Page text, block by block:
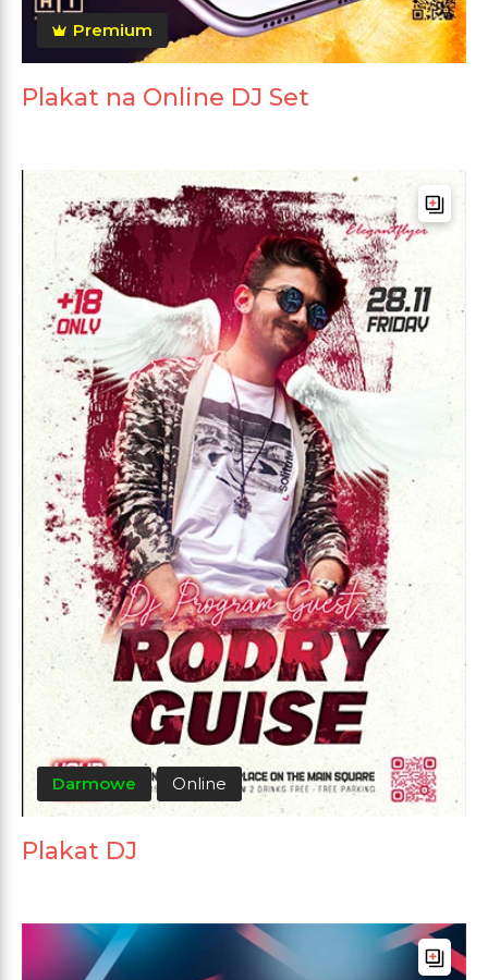
Premium
Plakat na Online DJ Set
Darmowe Online
Plakat DJ